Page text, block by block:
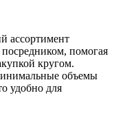
ассортимент
помогая
кругом.
объемы
удобно для